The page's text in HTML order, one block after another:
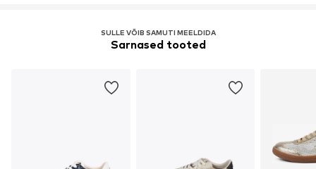
SULLE VÕIB SAMUTI MEELDIDA
Sarnased tooted